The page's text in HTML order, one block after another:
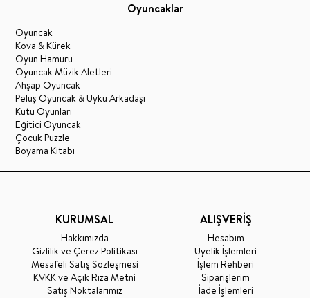
Oyuncaklar
Oyuncak
Kova & Kürek
Oyun Hamuru
Oyuncak Müzik Aletleri
Ahşap Oyuncak
Peluş Oyuncak & Uyku Arkadaşı
Kutu Oyunları
Eğitici Oyuncak
Çocuk Puzzle
Boyama Kitabı
KURUMSAL
Hakkımızda
Gizlilik ve Çerez Politikası
Mesafeli Satış Sözleşmesi
KVKK ve Açık Rıza Metni
Satış Noktalarımız
ALIŞVERİŞ
Hesabım
Üyelik İşlemleri
İşlem Rehberi
Siparişlerim
İade İşlemleri